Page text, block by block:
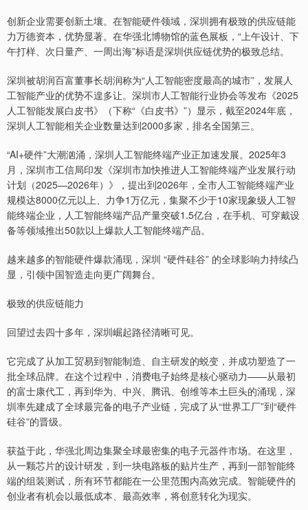
创新企业需要创新土壤。在智能硬件领域，深圳拥有极致的供应链能
力万德资本，优势显著。在华强北博物馆的蓝色展板，“上午设计、下
午打样、次日量产、一周出海”标语是深圳供应链优势的极致总结。
深圳被胡润百富董事长胡润称为“人工智能密度最高的城市”，发展人
工智能产业的优势不遑多让。深圳市人工智能行业协会等发布《2025
人工智能发展白皮书》（下称“《白皮书》”）显示，截至2024年底，
深圳人工智能相关企业数量达到2000多家，排名全国第三。
“AI+硬件”大潮汹涌，深圳人工智能终端产业正加速发展。2025年3
月，深圳市工信局印发《深圳市加快推进人工智能终端产业发展行动
计划（2025—2026年）》，提出到2026年，全市人工智能终端产业
规模达8000亿元以上、力争1万亿元，集聚不少于10家现象级人工智
能终端企业，人工智能终端产品产量突破1.5亿台，在手机、可穿戴设
备等领域推出50款以上爆款人工智能终端产品。
越来越多的智能硬件爆款涌现，深圳 “硬件硅谷” 的全球影响力持续凸
显，引领中国智造走向更广阔舞台。
极致的供应链能力
回望过去四十多年，深圳崛起路径清晰可见。
它完成了从加工贸易到智能制造、自主研发的蜕变，并成功塑造了一
批全球品牌。在这个过程中，消费电子始终是核心驱动力——从最初
的富士康代工，再到华为、中兴、腾讯、创维等本土巨头的涌现，深
圳率先建成了全球最完备的电子产业链，完成了从“世界工厂”到“硬件
硅谷”的晋级。
获益于此，华强北周边集聚全球最密集的电子元器件市场。在这里，
从一颗芯片的设计研发，到一块电路板的贴片生产，再到一部智能终
端的组装测试，所有环节都能在一公里范围内高效完成。智能硬件的
创业者有机会以最低成本、最高效率，将创意转化为现实。